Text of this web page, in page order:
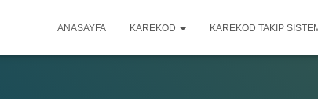
ANASAYFA KAREKOD KAREKOD TAKIP